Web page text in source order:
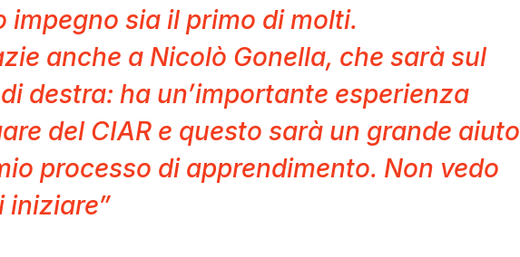
impegno sia il primo di molti.
anche a Nicolò Gonella, che sarà sul
destra: ha un’importante esperienza
del CIAR e questo sarà un grande aiuto
processo di apprendimento. Non vedo
iniziare”